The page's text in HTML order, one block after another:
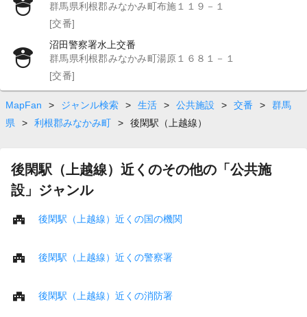
群馬県利根郡みなかみ町布施１１９－１
[交番]
沼田警察署水上交番
群馬県利根郡みなかみ町湯原１６８１－１
[交番]
MapFan > ジャンル検索 > 生活 > 公共施設 > 交番 >
群馬
県
> 利根郡みなかみ町 > 後閑駅（上越線）
後閑駅（上越線）近くのその他の「公共施
設」ジャンル
後閑駅（上越線）近くの国の機関
後閑駅（上越線）近くの警察署
後閑駅（上越線）近くの消防署